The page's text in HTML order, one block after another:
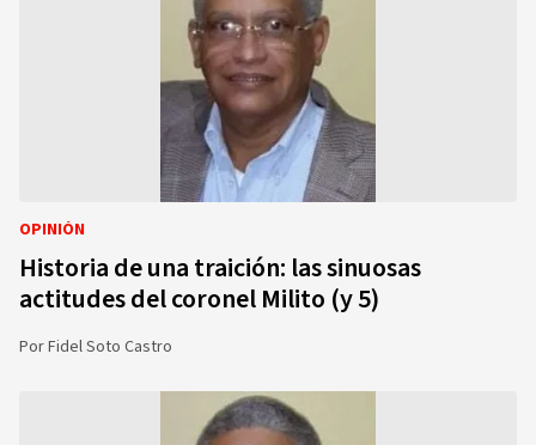
OPINIÓN
Historia de una traición: las sinuosas
actitudes del coronel Milito (y 5)
PorFidel Soto Castro